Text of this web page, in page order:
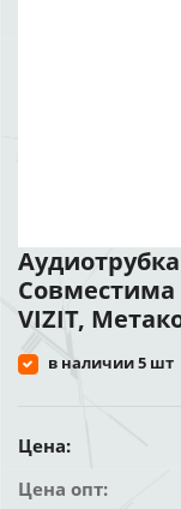
VIZIT,
в наличии 5 шт
Цена:
Цена опт: